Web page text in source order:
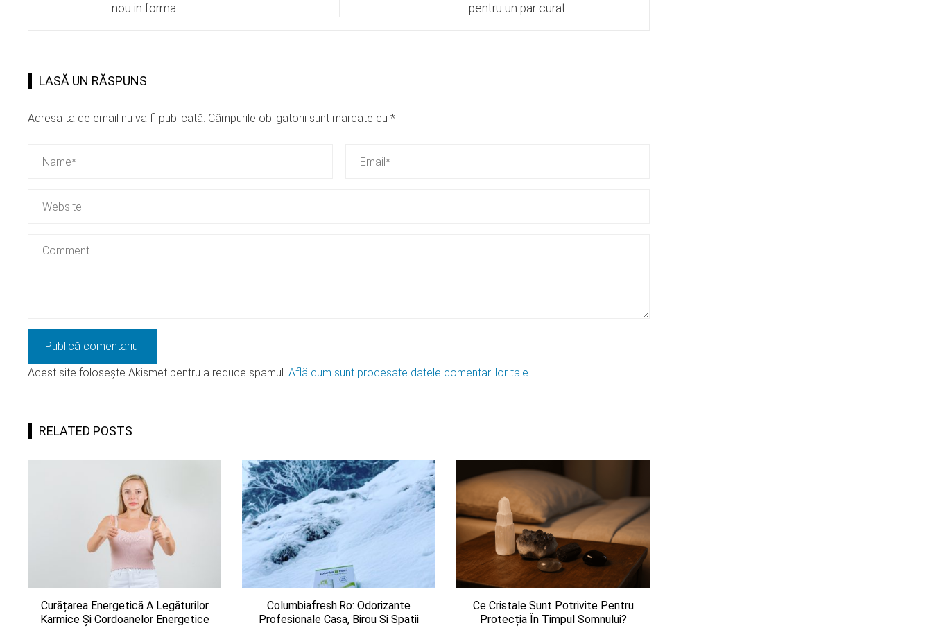
nou in forma
pentru un par curat
LASĂ UN RĂSPUNS
Adresa ta de email nu va fi publicată. Câmpurile obligatorii sunt marcate cu *
Acest site folosește Akismet pentru a reduce spamul. Află cum sunt procesate datele comentariilor tale.
RELATED POSTS
Curățarea Energetică A Legăturilor
Karmice Și Cordoanelor Energetice
Columbiafresh.ro: Odorizante
Profesionale Casa, Birou Si Spatii
Ce Cristale Sunt Potrivite Pentru
Protecția În Timpul Somnului?